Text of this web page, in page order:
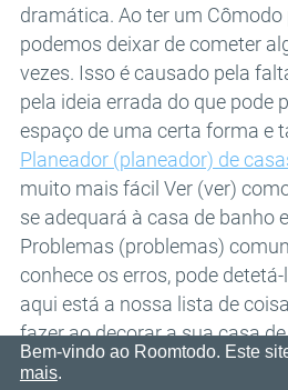
Cadastro
OK
dramática. Ao ter um Cômodo
podemos deixar de cometer
vezes. Isso é causado pela
pela ideia errada do que pode
espaço de uma certa forma e
Planeador (planeador) de
muito mais fácil Ver (ver)
se adequará à casa de banho
Problemas (problemas)
conhece os erros, pode
aqui está a nossa lista de
fazer ao decorar a sua casa
Bem-vindo ao Roomtodo. Este
mais.